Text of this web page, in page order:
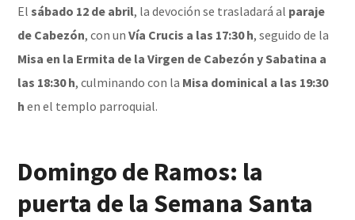
Elsábado 12 de abril, la devoción se trasladará al paraje
de Cabezón, con unVía Crucis a las 17:30 h, seguido de la
Misa en la Ermita de la Virgen de Cabezón y Sabatina a
las 18:30 h, culminando con la Misa dominical a las 19:30
h en el templo parroquial.
Domingo de Ramos: la
puerta de la Semana Santa